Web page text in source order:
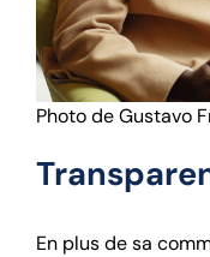
Photo de Gustavo
En plus de sa